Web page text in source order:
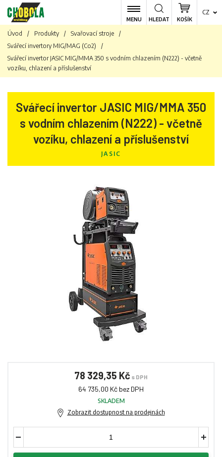
MENU KOŠÍK
CZ
HLEDAT
Úvod / Produkty / Svařovací stroje
/
Svářecí invertory MIG/MAG (Co2)
/
Svářecí invertor JASIC MIG/MMA 350 s vodním chlazením (N222) - včetně
vozíku, chlazení a příslušenství
Svářecí invertor JASIC MIG/MMA 350
s vodním chlazením (N222) - včetně
vozíku, chlazení a příslušenství
JASIC
78 329,35 Kč s DPH
64 735,00 Kč bez DPH
SKLADEM
Zobrazit dostupnost na prodejnách